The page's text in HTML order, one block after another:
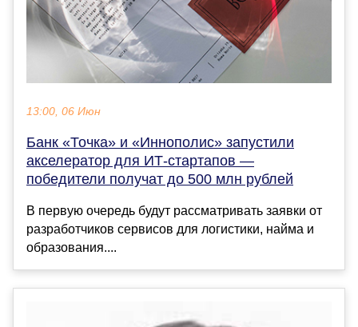
13:00, 06 Июн
Банк «Точка» и «Иннополис» запустили
акселератор для ИТ-стартапов —
победители получат до 500 млн рублей
В первую очередь будут рассматривать заявки от
разработчиков сервисов для логистики, найма и
образования....